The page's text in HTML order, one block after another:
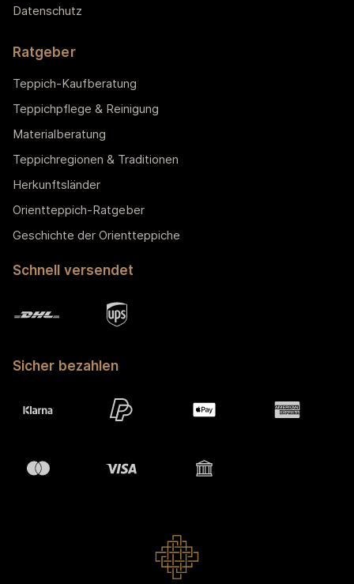
Datenschutz
Ratgeber
Teppich-Kaufberatung
Teppichpflege & Reinigung
Materialberatung
Teppichregionen & Traditionen
Herkunftsländer
Orientteppich-Ratgeber
Geschichte der Orientteppiche
Schnell versendet
Sicher bezahlen